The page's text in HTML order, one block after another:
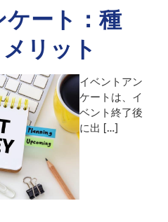
ート：種
リット
イベントアン
ケートは、イ
ベント終了後
に出 […]